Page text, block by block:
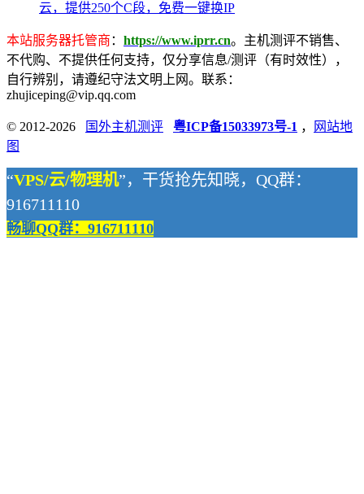
云，提供250个C段，免费一键换IP
本站服务器托管商 ： https://www.iprr.cn。主机测评不销售、
不代购、不提供任何支持，仅分享信息/测评（有时效性），
自行辨别，请遵纪守法文明上网。联系：
zhujiceping@vip.qq.com
© 2012-2026 国外主机测评 粤ICP备15033973号-1 ，
网站地
图
“VPS/云/物理机”，干货抢先知晓，QQ群：
916711110
畅聊QQ群：916711110